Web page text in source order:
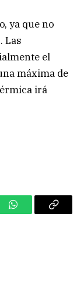
ya que no
Las
el
máxima de
irá
WhatsAppCopy